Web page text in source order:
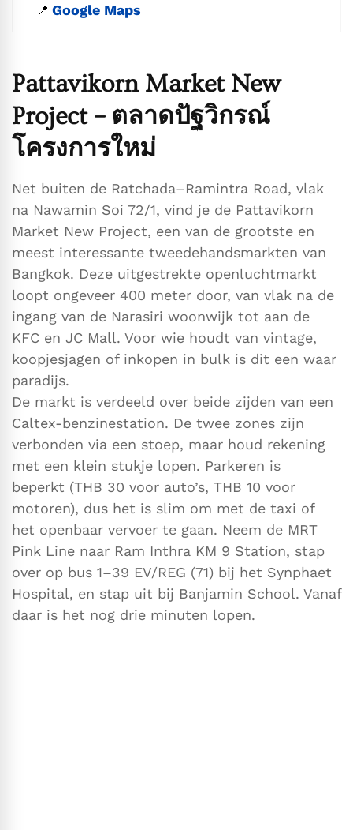
📍 Google Maps
Pattavikorn Market New
Project – ตลาดปัฐวิกรณ์
โครงการใหม่
Net buiten de Ratchada–Ramintra Road, vlak
na Nawamin Soi 72/1, vind je de Pattavikorn
Market New Project, een van de grootste en
meest interessante tweedehandsmarkten van
Bangkok. Deze uitgestrekte openluchtmarkt
loopt ongeveer 400 meter door, van vlak na de
ingang van de Narasiri woonwijk tot aan de
KFC en JC Mall. Voor wie houdt van vintage,
koopjesjagen of inkopen in bulk is dit een waar
paradijs.
De markt is verdeeld over beide zijden van een
Caltex-benzinestation. De twee zones zijn
verbonden via een stoep, maar houd rekening
met een klein stukje lopen. Parkeren is
beperkt (THB 30 voor auto’s, THB 10 voor
motoren), dus het is slim om met de taxi of
het openbaar vervoer te gaan. Neem de MRT
Pink Line naar Ram Inthra KM 9 Station, stap
over op bus 1–39 EV/REG (71) bij het Synphaet
Hospital, en stap uit bij Banjamin School. Vanaf
daar is het nog drie minuten lopen.